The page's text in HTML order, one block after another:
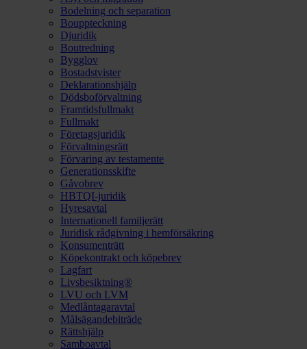
Bodelning och separation
Bouppteckning
Djuridik
Boutredning
Bygglov
Bostadstvister
Deklarationshjälp
Dödsboförvaltning
Framtidsfullmakt
Fullmakt
Företagsjuridik
Förvaltningsrätt
Förvaring av testamente
Generationsskifte
Gåvobrev
HBTQI-juridik
Hyresavtal
Internationell familjerätt
Juridisk rådgivning i hemförsäkring
Konsumenträtt
Köpekontrakt och köpebrev
Lagfart
Livsbesiktning®
LVU och LVM
Medlåntagaravtal
Målsägandebiträde
Rättshjälp
Samboavtal